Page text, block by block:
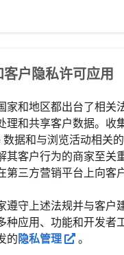
户隐私许可应用
家和地区都出台了相关
理和共享客户数据。收
据和与浏览活动相关
其客户行为的商家至关
第三方营销平台上向客
遵守上述法规并与客户
种应用、功能和开发者
的隐私管理 。